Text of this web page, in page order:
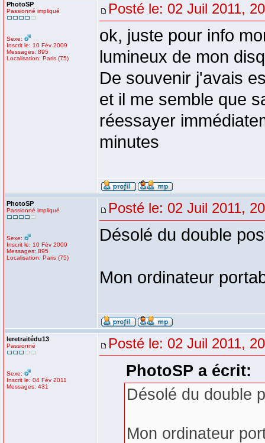
PhotoSP
Passionné impliqué
Sexe:
Inscrit le: 10 Fév 2009
Messages: 895
Localisation: Paris (75)
Posté le: 02 Juil 2011,
ok, juste pour info
lumineux de mon
De souvenir j'avais
et il me semble que
réessayer
minutes
PhotoSP
Passionné impliqué
Sexe:
Inscrit le: 10 Fév 2009
Messages: 895
Localisation: Paris (75)
Posté le: 02 Juil 2011,
Désolé du double
Mon ordinateur
leretraitédu13
Passionné
Sexe:
Inscrit le: 04 Fév 2011
Messages: 431
Posté le: 02 Juil 2011,
PhotoSP a écrit:
Désolé du double
Mon ordinateur